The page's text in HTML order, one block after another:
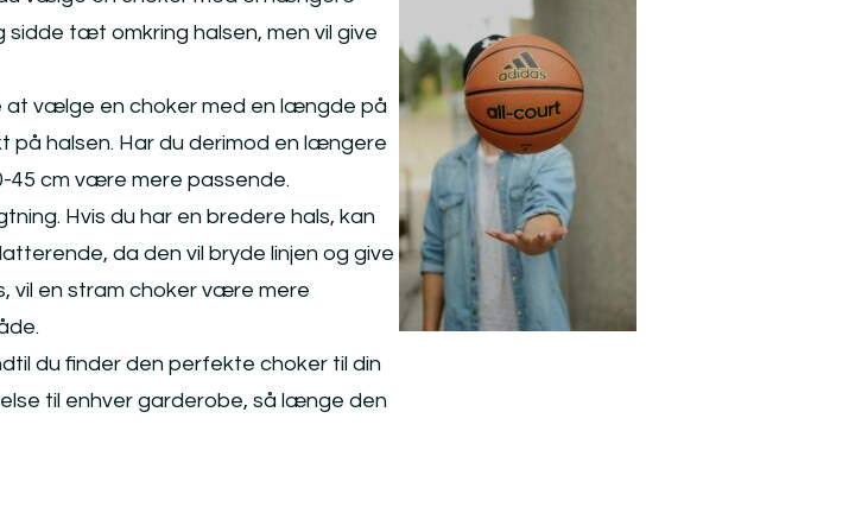
tæt omkring halsen, men vil give
at vælge en choker med en længde på
halsen. Har du derimod en længere
45 cm være mere passende.
Hvis du har en bredere hals, kan
da den vil bryde linjen og give
vil en stram choker være mere
du finder den perfekte choker til din
til enhver garderobe, så længe den